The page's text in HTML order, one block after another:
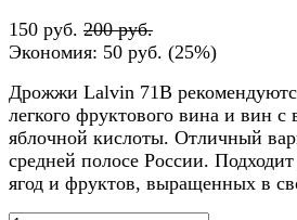
150 руб. 200 руб.
Экономия: 50 руб. (25%)
Дрожжи Lalvin 71B
легкого фруктового вина и вин
яблочной кислоты. Отличный
средней полосе России.
ягод и фруктов, выращенных в